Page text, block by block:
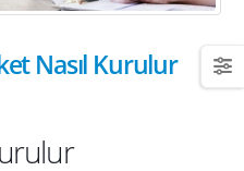
Nasıl Kurulur